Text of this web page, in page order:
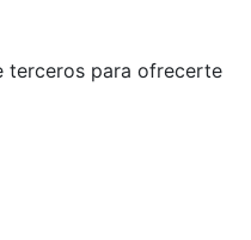
terceros para ofrecerte